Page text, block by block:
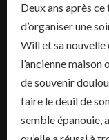
Deux ans après
d’organiser une
Will et sa nouvelle
l’ancienne
de souvenir
faire le deuil de
semble épanouie,